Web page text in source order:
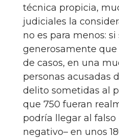
técnica propicia,
judiciales la
no es para menos: si
generosamente que
de casos, en una
personas acusadas
delito sometidas al
que 750 fueran
podría llegar al falso
negativo– en unos